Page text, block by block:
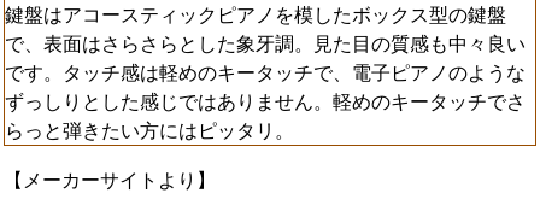
鍵盤はアコースティックピアノを模したボックス型の鍵盤
で、表面はさらさらとした象牙調。見た目の質感も中々良い
です。タッチ感は軽めのキータッチで、電子ピアノのような
ずっしりとした感じではありません。軽めのキータッチでさ
らっと弾きたい方にはピッタリ。
【メーカーサイトより】